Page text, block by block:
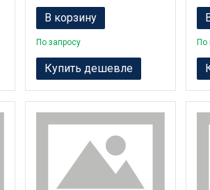
В корзину
По запросу
Купить дешевле
По